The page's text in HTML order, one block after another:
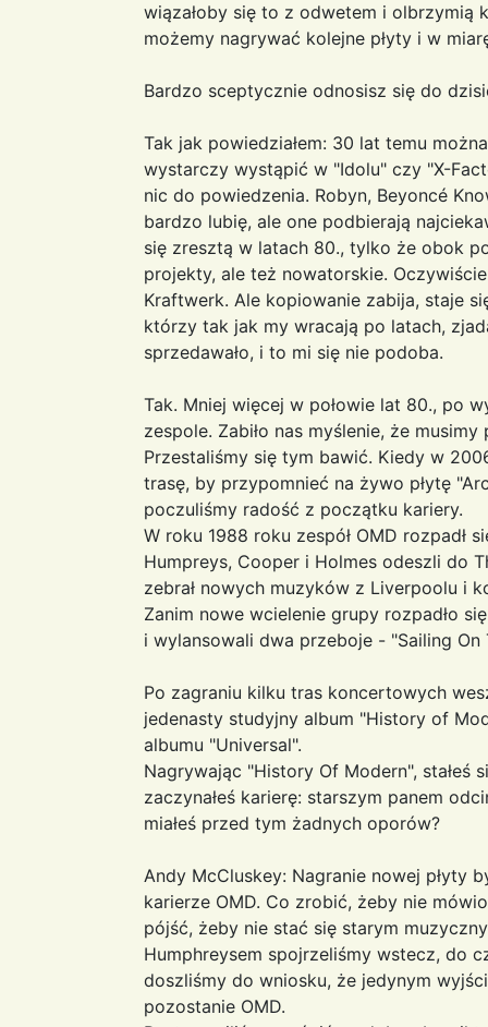
wiązałoby się to z odwetem i olbrzymią
możemy nagrywać kolejne płyty i w
Bardzo sceptycznie odnosisz się do
Tak jak powiedziałem: 30 lat temu
wystarczy wystąpić w "Idolu" czy "X-
nic do powiedzenia. Robyn, Beyoncé
bardzo lubię, ale one podbierają
się zresztą w latach 80., tylko że obok
projekty, ale też nowatorskie.
Kraftwerk. Ale kopiowanie zabija, staje
którzy tak jak my wracają po latach,
sprzedawało, i to mi się nie podoba.
Tak. Mniej więcej w połowie lat 80., po
zespole. Zabiło nas myślenie, że
Przestaliśmy się tym bawić. Kiedy w
trasę, by przypomnieć na żywo płytę
poczuliśmy radość z początku kariery.
W roku 1988 roku zespół OMD rozpadł
Humpreys, Cooper i Holmes odeszli do
zebrał nowych muzyków z Liverpoolu i
Zanim nowe wcielenie grupy rozpadło
i wylansowali dwa przeboje - "Sailing On
Po zagraniu kilku tras koncertowych
jedenasty studyjny album "History of
albumu "Universal".
Nagrywając "History Of Modern", stałeś
zaczynałeś karierę: starszym panem
miałeś przed tym żadnych oporów?
Andy McCluskey: Nagranie nowej płyty
karierze OMD. Co zrobić, żeby nie
pójść, żeby nie stać się starym
Humphreysem spojrzeliśmy wstecz, do
doszliśmy do wniosku, że jedynym
pozostanie OMD.